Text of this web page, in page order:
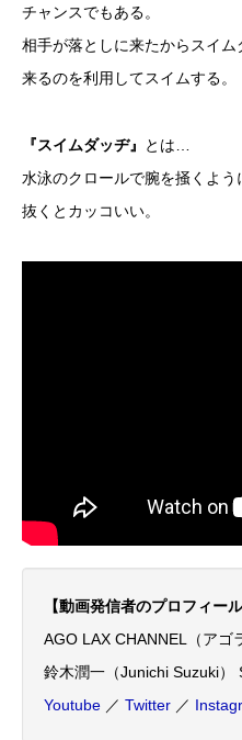
チャンスでもある。
相手が落としに来たからスイ
来るのを利用してスイムする。
『スイムダッヂ』
とは…
水泳のクロールで腕を掻くよ
抜くとカッコいい。
【動画発信者のプロフィール
AGO LAX CHANNEL（アゴ
鈴木潤一（Junichi Suzuki）
Youtube ／ Twitter ／